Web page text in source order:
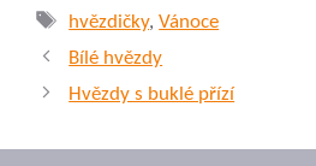
Štítky
hvězdičky,Vánoce
Bílé hvězdy
Hvězdy s buklé přízí